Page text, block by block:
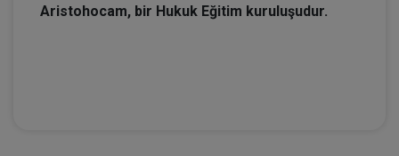
Aristohocam, bir Hukuk Eğitim kuruluşudur.